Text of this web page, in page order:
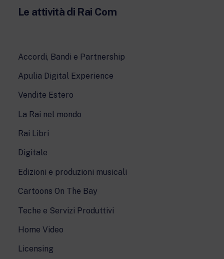
Le attività di Rai Com
Accordi, Bandi e Partnership
Apulia Digital Experience
Vendite Estero
La Rai nel mondo
Rai Libri
Digitale
Edizioni e produzioni musicali
Cartoons On The Bay
Teche e Servizi Produttivi
Home Video
Licensing